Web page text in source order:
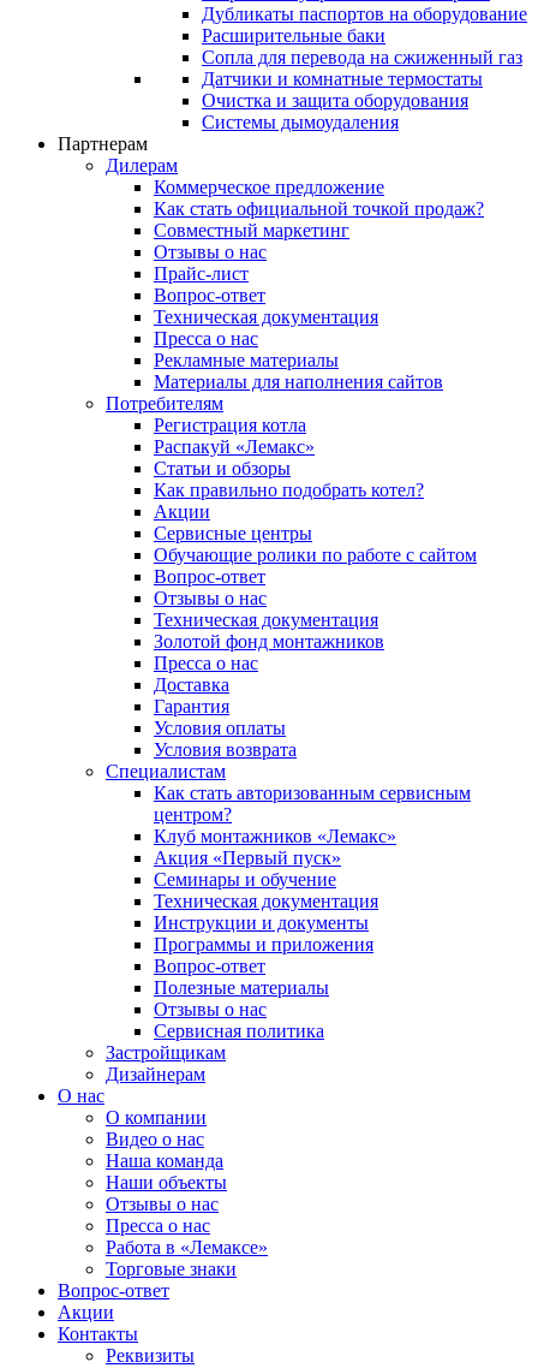
Дубликаты паспортов на оборудование
Расширительные баки
Сопла для перевода на сжиженный газ
Датчики и комнатные термостаты
Очистка и защита оборудования
Системы дымоудаления
Партнерам
Дилерам
Коммерческое предложение
Как стать официальной точкой продаж?
Совместный маркетинг
Отзывы о нас
Прайс-лист
Вопрос-ответ
Техническая документация
Пресса о нас
Рекламные материалы
Материалы для наполнения сайтов
Потребителям
Регистрация котла
Распакуй «Лемакс»
Статьи и обзоры
Как правильно подобрать котел?
Акции
Сервисные центры
Обучающие ролики по работе с сайтом
Вопрос-ответ
Отзывы о нас
Техническая документация
Золотой фонд монтажников
Пресса о нас
Доставка
Гарантия
Условия оплаты
Условия возврата
Специалистам
Как стать авторизованным сервисным
центром?
Клуб монтажников «Лемакс»
Акция «Первый пуск»
Семинары и обучение
Техническая документация
Инструкции и документы
Программы и приложения
Вопрос-ответ
Полезные материалы
Отзывы о нас
Сервисная политика
Застройщикам
Дизайнерам
О нас
О компании
Видео о нас
Наша команда
Наши объекты
Отзывы о нас
Пресса о нас
Работа в «Лемаксе»
Торговые знаки
Вопрос-ответ
Акции
Контакты
Реквизиты